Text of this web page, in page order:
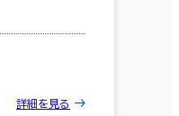
詳細を見る